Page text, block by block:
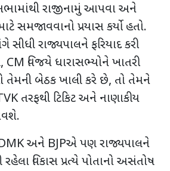
રાજીનામું આપવા અને
સમજાવવાનો પ્રયાસ કર્યો હતો.
રાજ્યપાલને ફરિયાદ કરી
, CM વિજયે ધારાસભ્યોને ખાતરી
બેઠક ખાલી કરે છે, તો તેમને
તરફથી ટિકિટ અને નાણાકીય
અને BJPએ પણ રાજ્યપાલને
વિકાસ પ્રત્યે પોતાનો અસંતોષ